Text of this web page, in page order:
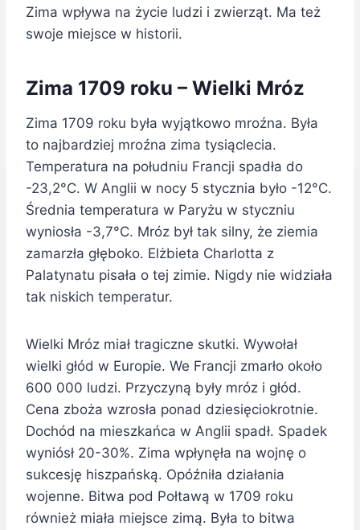
Zima wpływa na życie ludzi i zwierząt. Ma też
swoje miejsce w historii.
Zima 1709 roku – Wielki Mróz
Zima 1709 roku była wyjątkowo mroźna. Była
to najbardziej mroźna zima tysiąclecia.
Temperatura na południu Francji spadła do
-23,2°C. W Anglii w nocy 5 stycznia było -12°C.
Średnia temperatura w Paryżu w styczniu
wyniosła -3,7°C. Mróz był tak silny, że ziemia
zamarzła głęboko. Elżbieta Charlotta z
Palatynatu pisała o tej zimie. Nigdy nie widziała
tak niskich temperatur.
Wielki Mróz miał tragiczne skutki. Wywołał
wielki głód w Europie. We Francji zmarło około
600 000 ludzi. Przyczyną były mróz i głód.
Cena zboża wzrosła ponad dziesięciokrotnie.
Dochód na mieszkańca w Anglii spadł. Spadek
wyniósł 20-30%. Zima wpłynęła na wojnę o
sukcesję hiszpańską. Opóźniła działania
wojenne. Bitwa pod Połtawą w 1709 roku
również miała miejsce zimą. Była to bitwa